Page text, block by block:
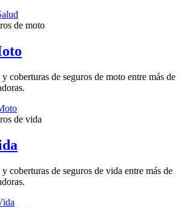
coberturas de seguros de moto entre más de
coberturas de seguros de vida entre más de